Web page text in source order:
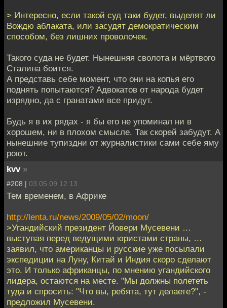
> Интересно, если такой суд таки будет, выделят ли
Вождю аблаката, или засудят демократическим
способом, без лишних проволочек.
Такого суда не будет. Нынешняя сволота и мёртвого
Сталина боится.
А представь себе момент, что они на копья его
поднять попытаются? Адвокатов от народа будет
изрядно, да с гранатами все придут.
Будь я в их рядах - я бы его не упоминал ни в
хорошем, ни в плохом смысле. Так скорей забудут. А
нынешние тупиздни от журналистики сами себе яму
роют.
kvv »
#208 | 03.05.09 12:13
Тем временем, в Африке
http://lenta.ru/news/2009/05/02/moon/
>Угандийский президент Йовери Мусевени …
выступая перед ведущими юристами страны, …
заявил, что американцы и русские уже посылали
экспедиции на Луну, Китай и Индия скоро сделают
это. И только африканцы, по мнению угандийского
лидера, остаются на месте. "Мы должны полететь
туда и спросить: "Что вы, ребята, тут делаете?", -
предложил Мусевени.